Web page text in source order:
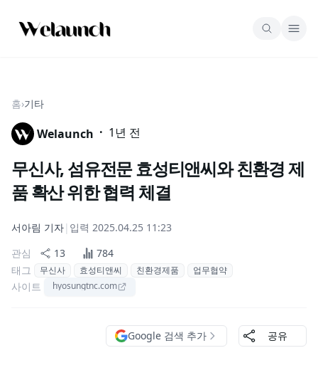
홈›기타
Welaunch · 1년 전
무신사, 섬유전문 효성티앤씨와 친환경 제
품 확산 위한 협력 체결
서아림 기자| 입력 2025.04.25 11:23
관심
13
784
태그
무신사 효성티앤씨 친환경제품 업무협약
사이트 hyosungtnc.com
Google 검색 추가 공유